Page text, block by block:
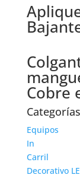
Cobre
Equipos
In
Carril
Decorativo